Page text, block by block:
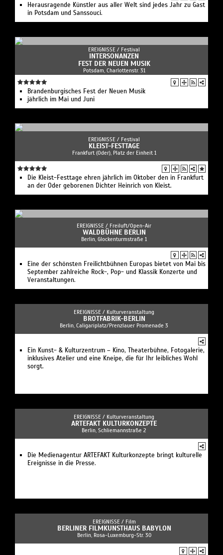
Herausragende Künstler aus aller Welt sind jedes Jahr zu Gast
in Potsdam und Sanssouci.
EREIGNISSE / Festival
INTERSONANZEN
FEST DER NEUEN MUSIK
Potsdam, Charlottenstr. 31
Brandenburgisches Fest der Neuen Musik
jährlich im Mai und Juni
EREIGNISSE / Festival
KLEIST-FESTTAGE
Frankfurt (Oder), Platz der Einheit 1
Die Kleist-Festtage ehren jährlich im Oktober den in Frankfurt
an der Oder geborenen Dichter Heinrich von Kleist.
EREIGNISSE / Freiluft/Open-Air
WALDBÜHNE BERLIN
Berlin, Glockenturmstraße 1
Eine der schönsten Freilichtbühnen Europas bietet von Mai bis
September zahlreiche Rock-, Pop- und Klassik Konzerte und
Veranstaltungen.
EREIGNISSE / Kulturveranstaltung
BROTFABRIK-BERLIN
Berlin, Caligariplatz/Prenzlauer Promenade 3
Ein Kunst- & Kulturzentrum – Kino, Theaterbühne, Fotogalerie,
inklusives Atelier und eine Kneipe, die für Ihr leibliches Wohl
sorgt.
EREIGNISSE / Kulturveranstaltung
ARTEFAKT KULTURKONZEPTE
Berlin, Schliemannstraße 2
Die Medienagentur ARTEFAKT Kulturkonzepte bringt kulturelle
Ereignisse in die Presse.
EREIGNISSE / Film
BERLINER FILMKUNSTHAUS BABYLON
Berlin, Rosa-Luxemburg-Str. 30